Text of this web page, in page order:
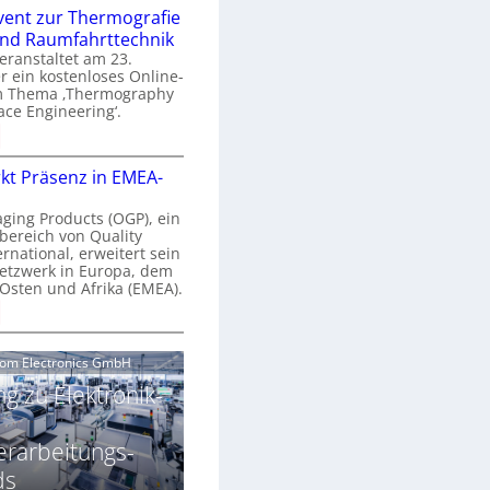
a
zur Thermografie
Raumfahrttechnik
am 23.
ein kostenloses Online-
Thema ‚Thermography
Engineering‘.
T
Präsenz in EMEA-
Products (OGP), ein
von Quality
erweitert sein
in Europa, dem
und Afrika (EMEA).
Electronics GmbH
zu Elektronik-